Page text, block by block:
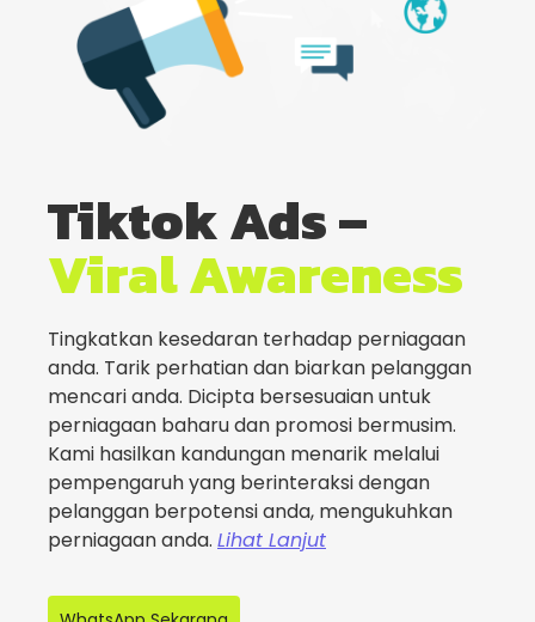
Tiktok Ads –
Viral Awareness
Tingkatkan kesedaran terhadap perniagaan
anda. Tarik perhatian dan biarkan pelanggan
mencari anda. Dicipta bersesuaian untuk
perniagaan baharu dan promosi bermusim.
Kami hasilkan kandungan menarik melalui
pempengaruh yang berinteraksi dengan
pelanggan berpotensi anda, mengukuhkan
perniagaan anda. Lihat Lanjut